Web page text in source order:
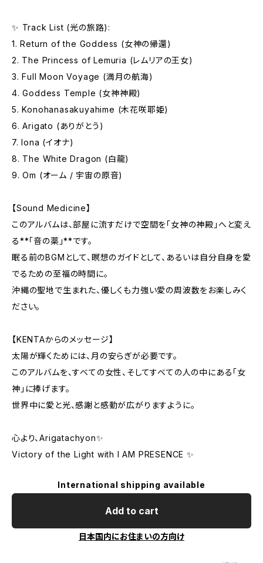
✨ Track List (光の旅路):
1. Return of the Goddess (女神の帰還)
2. The Princess of Lemuria (レムリアの王女)
3. Full Moon Voyage (満月の航海)
4. Goddess Temple (女神神殿)
5. Konohanasakuyahime (木花咲耶姫)
6. Arigato (ありがとう)
7. Iona (イオナ)
8. The White Dragon (白龍)
9. Om (オーム / 宇宙の原音)
【Sound Medicine】
このアルバムは、部屋に流すだけで空間を「女神の神殿」へと変え
る**「音の薬」**です。
眠る前のBGMとして、瞑想のガイドとして、あるいは自分自身を愛
でるための至福の時間に。
沖縄の聖地で生まれた、優しくも力強い愛の周波数をお楽しみく
ださい。
【KENTAからのメッセージ】
太陽が輝くためには、月の安らぎが必要です。
このアルバムを、すべての女性、そしてすべての人の中にある「女
神」に捧げます。
世界中に愛と光、感謝と感動が広がりますように。
心より、Arigatachyon✨
Victory of the Light with I AM PRESENCE ✨
International shipping available
Add to cart
日本国内にお住まいの方向け